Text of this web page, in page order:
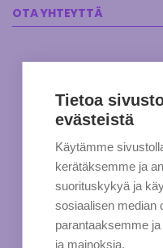
OTA YHTEYTTÄ
Tietoa
evästeistä
Käytämme
kerätäksemme ja
suorituskykyä ja
sosiaalisen median
parantaaksemme
ja mainoksia.